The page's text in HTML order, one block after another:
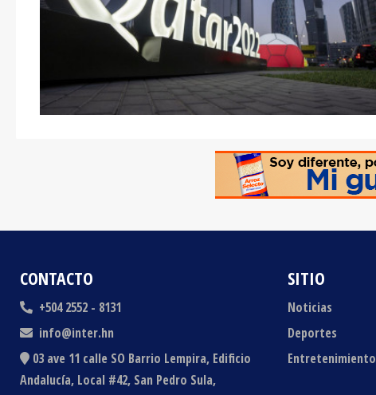
CONTACTO
+504 2552 - 8131
info@inter.hn
03 ave 11 calle SO Barrio Lempira, Edificio
Andalucía, Local #42, San Pedro Sula,
SITIO
Noticias
Deportes
Entretenimiento